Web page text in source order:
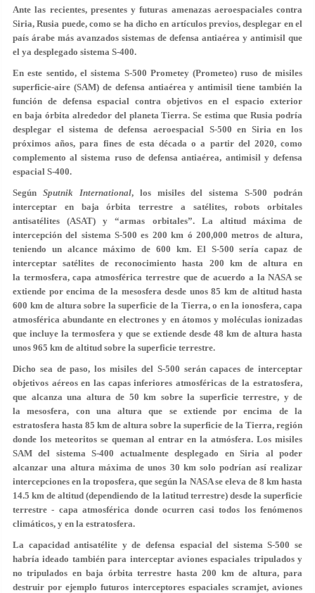
Ante las recientes, presentes y futuras amenazas aeroespaciales contra
Siria, Rusia puede, como se ha dicho en artículos previos, desplegar en el
país árabe más avanzados sistemas de defensa antiaérea y antimisil que
el ya desplegado sistema S-400.
En este sentido, el sistema S-500 Prometey (Prometeo) ruso de misiles
superficie-aire (SAM) de defensa antiaérea y antimisil tiene también la
función de defensa espacial contra objetivos en el espacio exterior
en baja órbita alrededor del planeta Tierra. Se estima que Rusia podría
desplegar el sistema de defensa aeroespacial S-500 en Siria en los
próximos años, para fines de esta década o a partir del 2020, como
complemento al sistema ruso de defensa antiaérea, antimisil y defensa
espacial S-400.
Según Sputnik International, los misiles del sistema S-500 podrán
interceptar en baja órbita terrestre a satélites, robots orbitales
antisatélites (ASAT) y “armas orbitales”. La altitud máxima de
intercepción del sistema S-500 es 200 km ó 200,000 metros de altura,
teniendo un alcance máximo de 600 km. El S-500 sería capaz de
interceptar satélites de reconocimiento hasta 200 km de altura en
la termosfera, capa atmosférica terrestre que de acuerdo a la NASA se
extiende por encima de la mesosfera desde unos 85 km de altitud hasta
600 km de altura sobre la superficie de la Tierra, o en la ionosfera, capa
atmosférica abundante en electrones y en átomos y moléculas ionizadas
que incluye la termosfera y que se extiende desde 48 km de altura hasta
unos 965 km de altitud sobre la superficie terrestre.
Dicho sea de paso, los misiles del S-500 serán capaces de interceptar
objetivos aéreos en las capas inferiores atmosféricas de la estratosfera,
que alcanza una altura de 50 km sobre la superficie terrestre, y de
la mesosfera, con una altura que se extiende por encima de la
estratosfera hasta 85 km de altura sobre la superficie de la Tierra, región
donde los meteoritos se queman al entrar en la atmósfera. Los misiles
SAM del sistema S-400 actualmente desplegado en Siria al poder
alcanzar una altura máxima de unos 30 km solo podrían así realizar
intercepciones en la troposfera, que según la NASA se eleva de 8 km hasta
14.5 km de altitud (dependiendo de la latitud terrestre) desde la superficie
terrestre - capa atmosférica donde ocurren casi todos los fenómenos
climáticos, y en la estratosfera.
La capacidad antisatélite y de defensa espacial del sistema S-500 se
habría ideado también para interceptar aviones espaciales tripulados y
no tripulados en baja órbita terrestre hasta 200 km de altura, para
destruir por ejemplo futuros interceptores espaciales scramjet, aviones